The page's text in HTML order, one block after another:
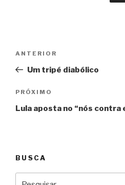
Post
Anterior
ANTERIOR
Um tripé diabólico
Próximo
PRÓXIMO
Lula aposta no “nós contra
BUSCA